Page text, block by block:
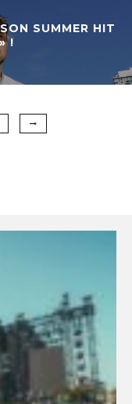
SUMMER HIT
!